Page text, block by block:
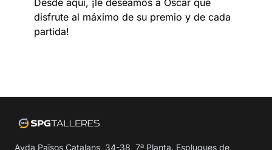
Desde aquí, ¡le deseamos a Óscar que
disfrute al máximo de su premio y de cada
partida!
Avda Països Catalans, 34-38, 7ª Planta. Esplugues de